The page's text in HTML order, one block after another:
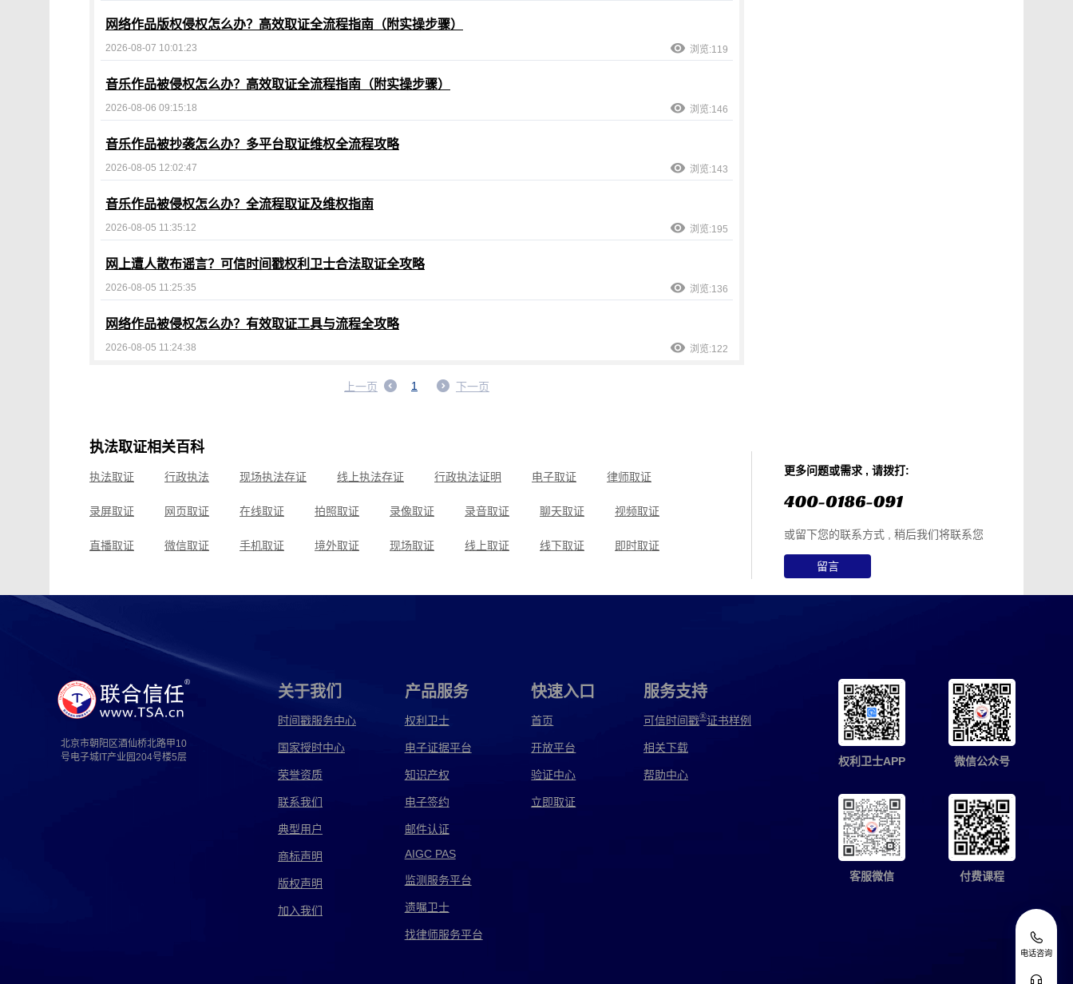
网络作品版权侵权怎么办？高效取证全流程指南（附实操步骤）
2026-08-07 10:01:23 浏览:119
音乐作品被侵权怎么办？高效取证全流程指南（附实操步骤）
2026-08-06 09:15:18 浏览:146
音乐作品被抄袭怎么办？多平台取证维权全流程攻略
2026-08-05 12:02:47 浏览:143
音乐作品被侵权怎么办？全流程取证及维权指南
2026-08-05 11:35:12 浏览:195
网上遭人散布谣言？可信时间戳权利卫士合法取证全攻略
2026-08-05 11:25:35 浏览:136
网络作品被侵权怎么办？有效取证工具与流程全攻略
2026-08-05 11:24:38 浏览:122
上一页 1 下一页
执法取证相关百科
执法取证 行政执法 现场执法存证 线上执法存证 行政执法证明 电子取证 律师取证
录屏取证 网页取证 在线取证 拍照取证 录像取证 录音取证 聊天取证 视频取证
直播取证 微信取证 手机取证 境外取证 现场取证 线上取证 线下取证 即时取证
通信软件取证
违法广告取证 消费权益取证 食品违法取证 环境保护违法取证 伪劣产品取证 电信诈骗取证
网络违法取证 犯罪取证 互联网取证 ai侵权取证 app侵权取证 c4d侵权取证
cad侵权取证 ktv侵权取证 MV侵权取证 餐饮店侵权取证 产品侵权取证 持续侵权取证
服装侵权取证 个人侵权取证
购物侵权取证 广告侵权取证
更多问题或需求 , 请拨打:
或留下您的联系方式 , 稍后我们将联系您
留言
北京市朝阳区酒仙桥北路甲10
号电子城IT产业园204号楼5层
关于我们
时间戳服务中心
国家授时中心
荣誉资质
联系我们
典型用户
商标声明
版权声明
加入我们
产品服务
权利卫士
电子证据平台
知识产权
电子签约
邮件认证
AIGC PAS
监测服务平台
遗嘱卫士
找律师服务平台
快速入口
首页
开放平台
验证中心
立即取证
服务支持
可信时间戳®证书样例
相关下载
帮助中心
权利卫士APP 微信公众号
客服微信 付费课程
电话咨询